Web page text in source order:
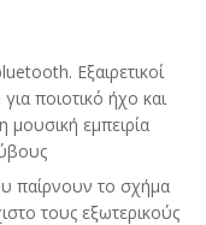
Εξαιρετικοί
ποιοτικό ήχο και
μουσική εμπειρία
παίρνουν το σχήμα
τους εξωτερικούς